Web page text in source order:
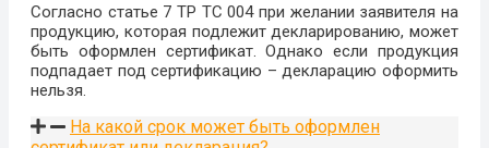
Согласно статье 7 ТР ТС 004 при желании заявителя на
продукцию, которая подлежит декларированию, может
быть оформлен сертификат. Однако если продукция
подпадает под сертификацию – декларацию оформить
нельзя.
На какой срок может быть оформлен